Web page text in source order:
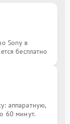
Sony в
бесплатно
аппаратную,
60 минут.